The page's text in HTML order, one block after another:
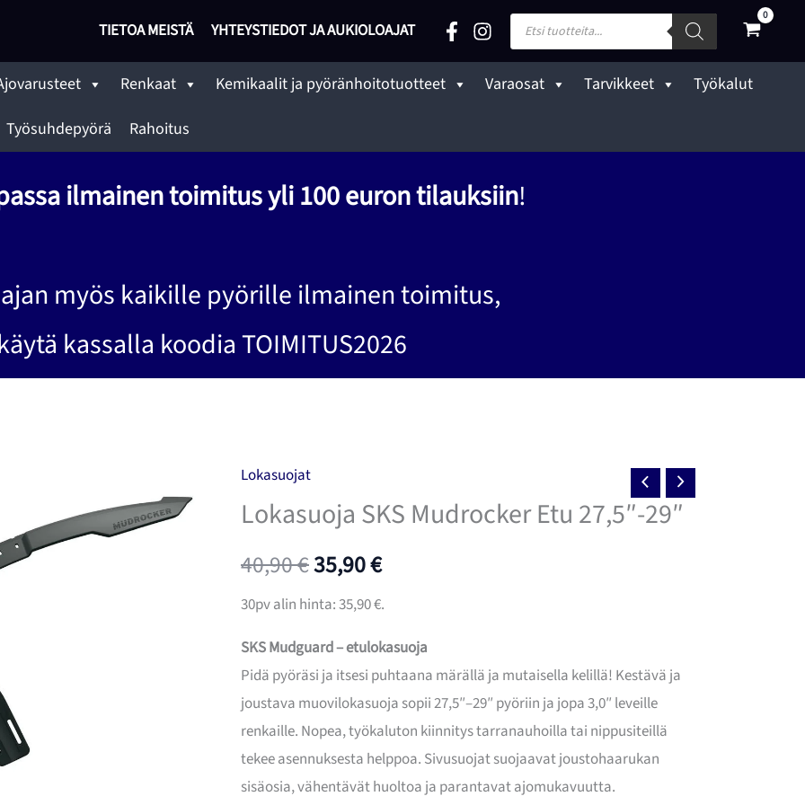
TIETOA MEISTÄ YHTEYSTIEDOT JA AUKIOLOAJAT
Products
search
Renkaat Kemikaalit ja pyöränhoitotuotteet Varaosat Tarvikkeet
Työkalut
Työsuhdepyörä
Rahoitus
ilmainen toimitus yli 100 euron tilauksiin!
myös kaikille pyörille ilmainen toimitus,
kassalla koodia TOIMITUS2026
Lokasuojat
Lokasuoja SKS Mudrocker Etu 27,5″-29″
40,90€Alkuperäinen
hinta
oli:
40,90 €.
35,90€Nykyinen
hinta
on:
35,90 €.
30pv alin hinta:35,90€.
SKS Mudguard – etulokasuoja
Pidä pyöräsi ja itsesi puhtaana märällä ja mutaisella kelillä! Kestävä ja
joustava muovilokasuoja sopii 27,5″–29″ pyöriin ja jopa 3,0″ leveille
renkaille. Nopea, työkaluton kiinnitys tarranauhoilla tai nippusiteillä
tekee asennuksesta helppoa. Sivusuojat suojaavat joustohaarukan
sisäosia, vähentävät huoltoa ja parantavat ajomukavuutta.